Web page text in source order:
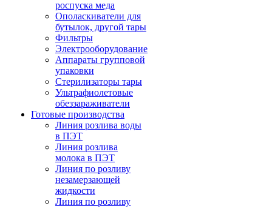
роспуска меда
Ополаскиватели для
бутылок, другой тары
Фильтры
Электрооборудование
Аппараты групповой
упаковки
Стерилизаторы тары
Ультрафиолетовые
обеззараживатели
Готовые производства
Линия розлива воды
в ПЭТ
Линия розлива
молока в ПЭТ
Линия по розливу
незамерзающей
жидкости
Линия по розливу